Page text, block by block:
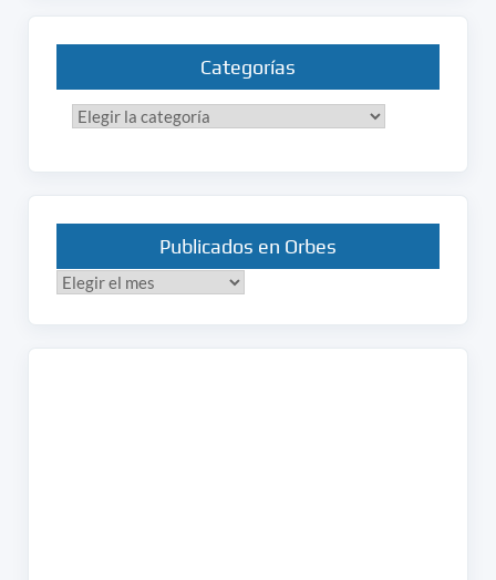
Categorías
Categorías
Publicados en Orbes
Publicados